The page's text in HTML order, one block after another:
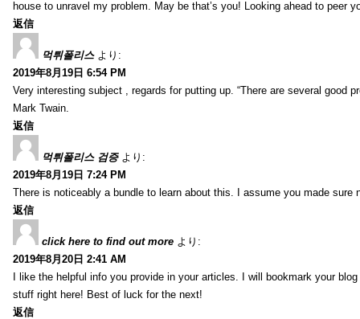
house to unravel my problem. May be that’s you! Looking ahead to peer
返信
먹튀폴리스 より:
2019年8月19日 6:54 PM
Very interesting subject , regards for putting up. “There are several good
Mark Twain.
返信
먹튀폴리스 검증 より:
2019年8月19日 7:24 PM
There is noticeably a bundle to learn about this. I assume you made sure
返信
click here to find out more より:
2019年8月20日 2:41 AM
I like the helpful info you provide in your articles. I will bookmark your
stuff right here! Best of luck for the next!
返信